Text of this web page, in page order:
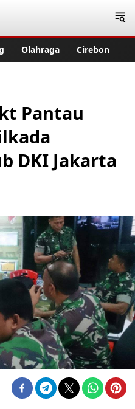
Olahraga Cirebon
Pantau
DKI Jakarta